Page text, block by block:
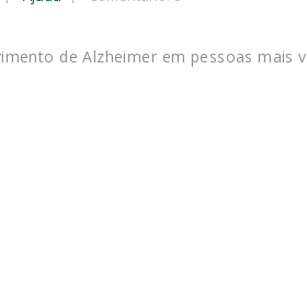
de Alzheimer em pessoas